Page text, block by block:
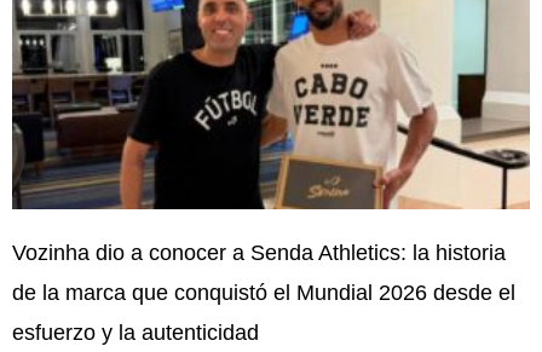
Vozinha dio a conocer a Senda Athletics: la historia
de la marca que conquistó el Mundial 2026 desde el
esfuerzo y la autenticidad